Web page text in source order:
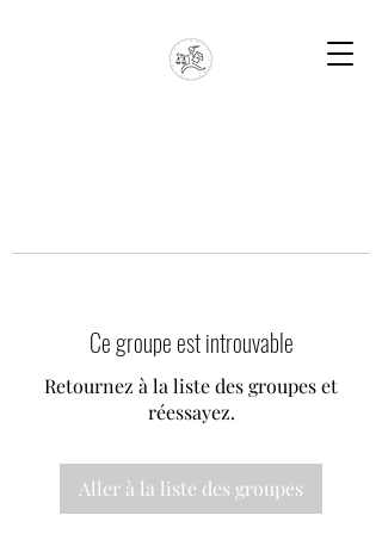
Ce groupe est introuvable
Retournez à la liste des groupes et
réessayez.
Aller à la liste des groupes